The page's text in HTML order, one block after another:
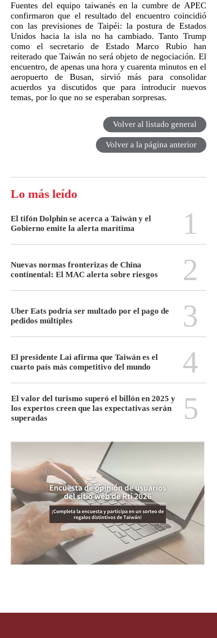
Fuentes del equipo taiwanés en la cumbre de APEC
confirmaron que el resultado del encuentro coincidió
con las previsiones de Taipéi: la postura de Estados
Unidos hacia la isla no ha cambiado. Tanto Trump
como el secretario de Estado Marco Rubio han
reiterado que Taiwán no será objeto de negociación. El
encuentro, de apenas una hora y cuarenta minutos en el
aeropuerto de Busan, sirvió más para consolidar
acuerdos ya discutidos que para introducir nuevos
temas, por lo que no se esperaban sorpresas.
Volver al listado general
Volver a la página anterior
Lo más leído
El tifón Dolphin se acerca a Taiwán y el
Gobierno emite la alerta marítima
1
Nuevas normas fronterizas de China
continental: El MAC alerta sobre riesgos
2
Uber Eats podría ser multado por el pago de
pedidos múltiples
3
El presidente Lai afirma que Taiwán es el
cuarto país más competitivo del mundo
4
El valor del turismo superó el billón en 2025 y
los expertos creen que las expectativas serán
superadas
5